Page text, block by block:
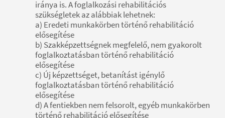
iránya is. A foglalkozási rehabilitációs
szükségletek az alábbiak lehetnek:
a) Eredeti munkakörben történő rehabilitáció
elősegítése
b) Szakképzettségnek megfelelő, nem gyakorolt
foglalkoztatásban történő rehabilitáció
elősegítése
c) Új képzettséget, betanítást igénylő
foglalkoztatásban történő rehabilitáció
elősegítése
d) A fentiekben nem felsorolt, egyéb munkakörben
történő rehabilitáció elősegítése